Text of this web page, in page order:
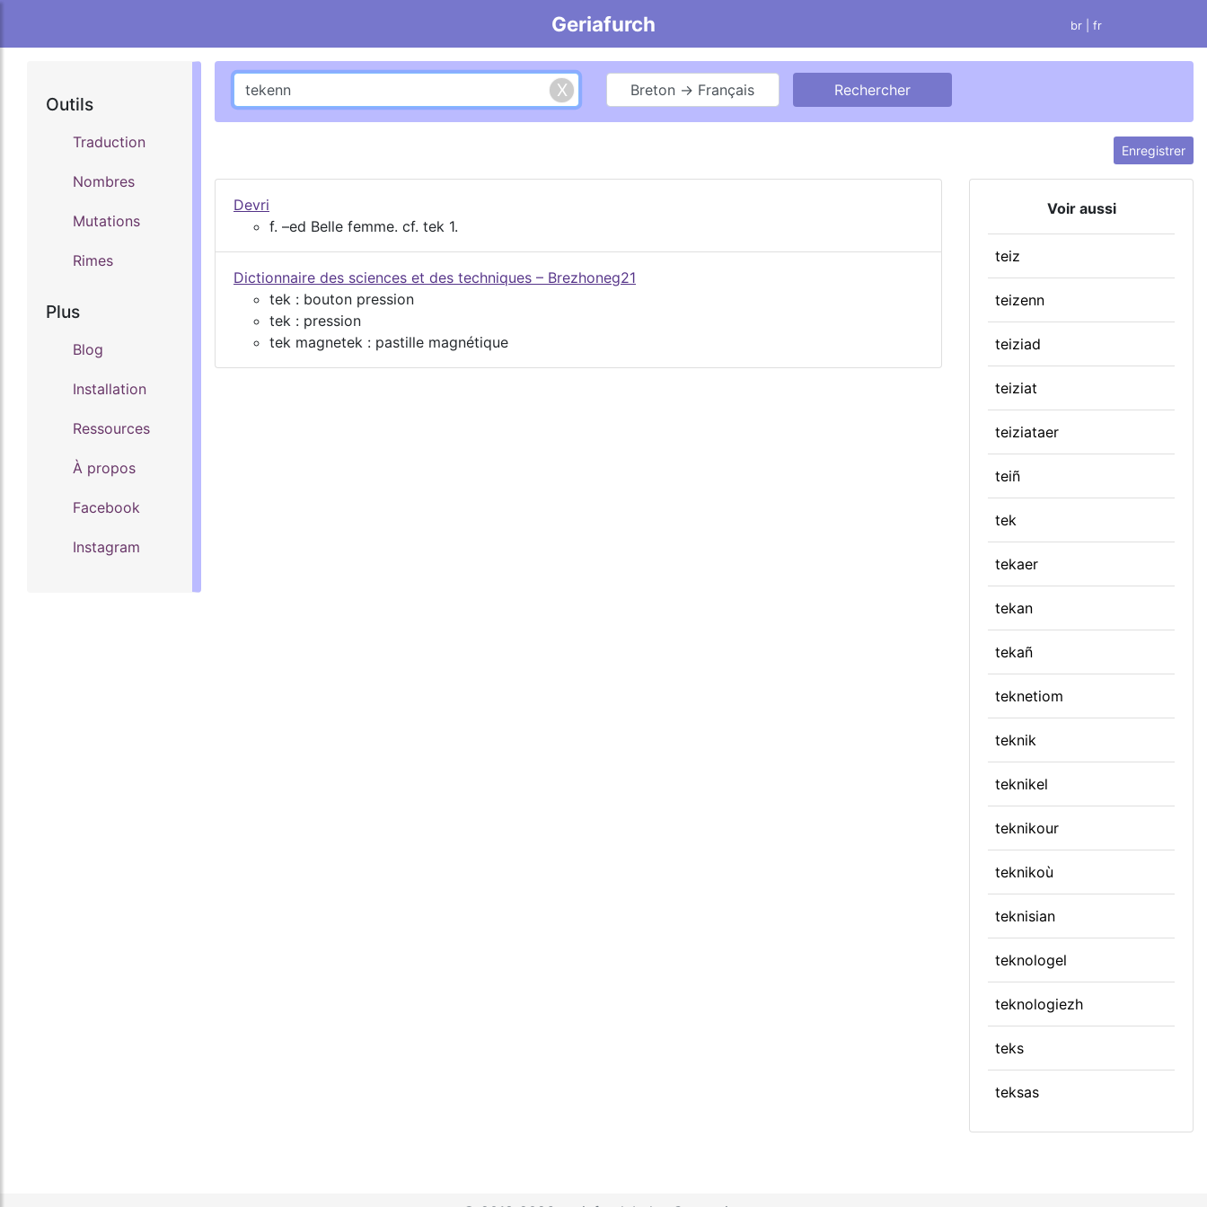
Geriafurch br | fr
Outils
Traduction
Nombres
Mutations
Rimes
Plus
Blog
Installation
Ressources
À propos
Facebook
Instagram
Breton → Français
Enregistrer
Devri
f. –ed Belle femme. cf. tek 1.
Dictionnaire des sciences et des techniques – Brezhoneg21
tek : bouton pression
tek : pression
tek magnetek : pastille magnétique
Voir aussi
teiz
teizenn
teiziad
teiziat
teiziataer
teiñ
tek
tekaer
tekan
tekañ
teknetiom
teknik
teknikel
teknikour
teknikoù
teknisian
teknologel
teknologiezh
teks
teksas